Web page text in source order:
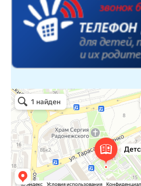
Детская библиотека № 14 Дружбы народов
Библиотека в Севастополе